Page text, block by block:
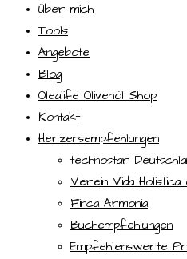
Über mich
Tools
Angebote
Blog
Olealife Olivenöl Shop
Kontakt
Herzensempfehlungen
technostar
Verein Vida Holistica
Finca Armonia
Buchempfehlungen
Empfehlenswerte